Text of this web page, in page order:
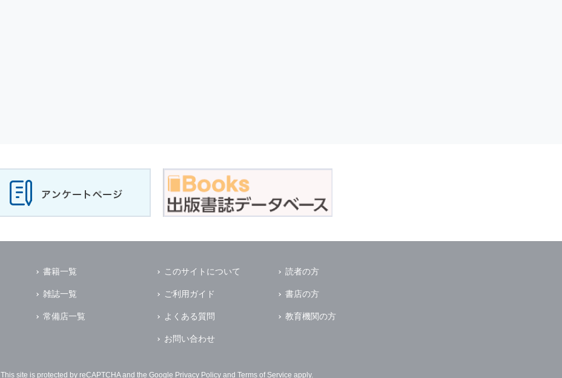
書籍一覧
雑誌一覧
常備店一覧
このサイトについて
ご利用ガイド
よくある質問
お問い合わせ
読者の方
書店の方
教育機関の方
This site is protected by reCAPTCHA and the Google Privacy Policy and Terms of Service apply.